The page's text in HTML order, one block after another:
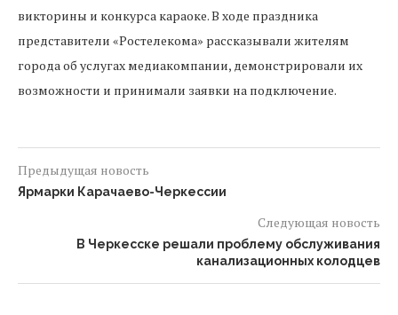
викторины и конкурса караоке. В ходе праздника
представители «Ростелекома» рассказывали жителям
города об услугах медиакомпании, демонстрировали их
возможности и принимали заявки на подключение.
Предыдущая новость
Ярмарки Карачаево-Черкессии
Следующая новость
В Черкесске решали проблему обслуживания
канализационных колодцев